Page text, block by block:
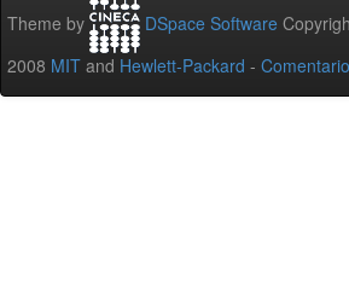
Theme by DSpace Software
2008 MIT and Hewlett-Packard -